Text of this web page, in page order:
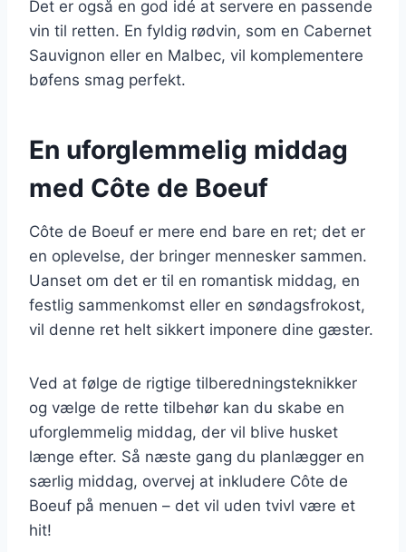
Det er også en god idé at servere en passende
vin til retten. En fyldig rødvin, som en Cabernet
Sauvignon eller en Malbec, vil komplementere
bøfens smag perfekt.
En uforglemmelig middag
med Côte de Boeuf
Côte de Boeuf er mere end bare en ret; det er
en oplevelse, der bringer mennesker sammen.
Uanset om det er til en romantisk middag, en
festlig sammenkomst eller en søndagsfrokost,
vil denne ret helt sikkert imponere dine gæster.
Ved at følge de rigtige tilberedningsteknikker
og vælge de rette tilbehør kan du skabe en
uforglemmelig middag, der vil blive husket
længe efter. Så næste gang du planlægger en
særlig middag, overvej at inkludere Côte de
Boeuf på menuen – det vil uden tvivl være et
hit!